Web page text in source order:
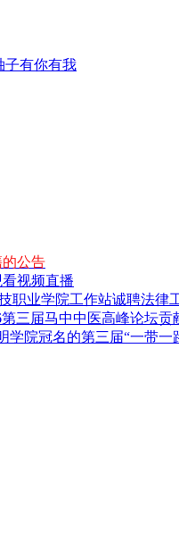
子有你有我
公告
视频直播
职业学院工作站诚聘法律
三届马中中医高峰论坛贡
院冠名的第三届“一带